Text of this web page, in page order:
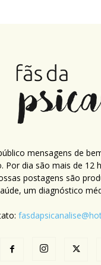
mensagens de
Por dia são mais de
postagens são
um diagnóstico